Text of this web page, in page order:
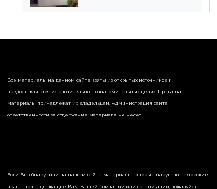
реализации недвижимости
Все материалы на данном сайте взяты из открытых источников и
предоставляются исключительно в ознакомительных целях. Права на
материалы принадлежат их владельцам. Администрация сайта
ответственности за содержание материала не несет.
Если Вы обнаружили на нашем сайте материалы, которые нарушают авторские
права, принадлежащие Вам, Вашей компании или организации, пожалуйста,